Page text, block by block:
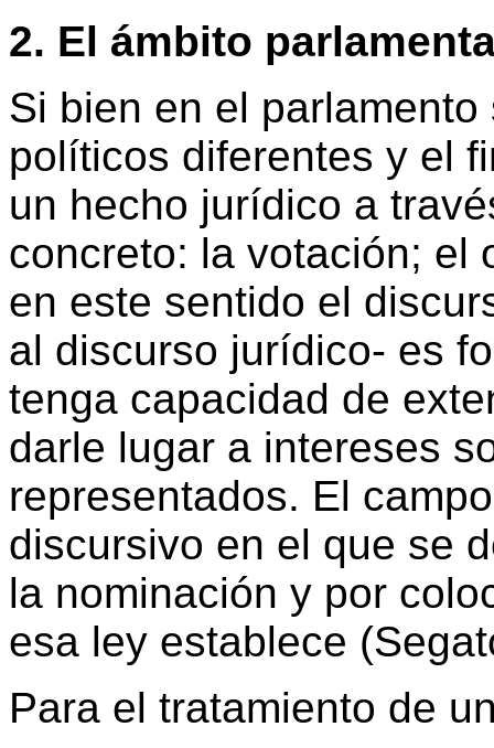
2. El ámbito
Si bien en el
políticos diferentes y el
un hecho jurídico a
concreto: la votación; el
en este sentido el
al discurso jurídico- es
tenga capacidad de
darle lugar a intereses
representados. El
discursivo en el que se
la nominación y por
esa ley establece
Para el tratamiento de